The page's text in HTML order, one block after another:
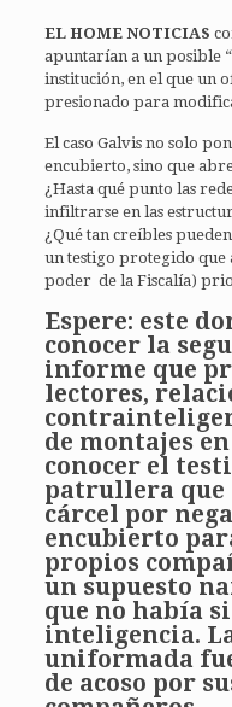
EL HOME NOTICIAS
apuntarían a un posible
institución, en el que un
presionado para
El caso Galvis no solo
encubierto, sino que
¿Hasta qué punto las
infiltrarse en las
¿Qué tan creíbles
un testigo protegido que
poder de la Fiscalía)
Espere: este
conocer la
informe que
lectores,
de montajes
conocer el
patrullera que
cárcel por
encubierto
propios
un supuesto
que no había
inteligencia.
uniformada
de acoso por